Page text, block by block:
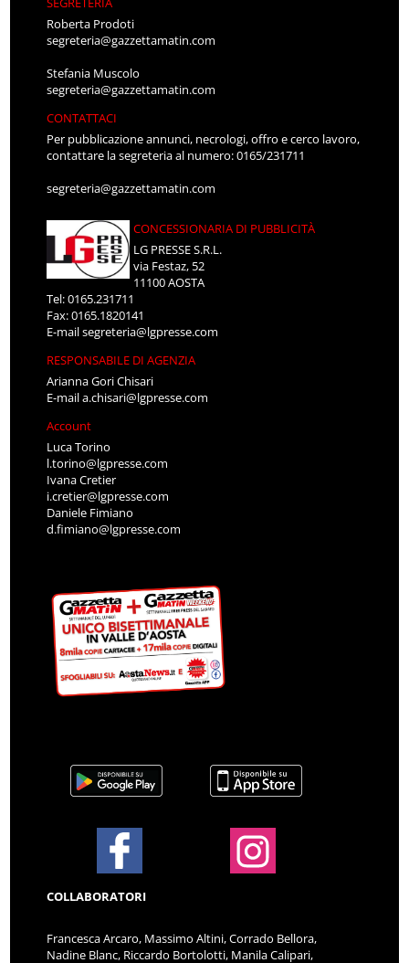
Roberta Prodoti
segreteria@gazzettamatin.com
Stefania Muscolo
segreteria@gazzettamatin.com
CONTATTACI
Per pubblicazione annunci, necrologi, offro e cerco lavoro,
contattare la segreteria al numero: 0165/231711
segreteria@gazzettamatin.com
CONCESSIONARIA DI PUBBLICITÀ
LG PRESSE S.R.L.
via Festaz, 52
11100 AOSTA
Tel: 0165.231711
Fax: 0165.1820141
E-mailsegreteria@lgpresse.com
RESPONSABILE DI AGENZIA
Arianna Gori Chisari
E-maila.chisari@lgpresse.com
Account
Luca Torino
l.torino@lgpresse.com
Ivana Cretier
i.cretier@lgpresse.com
Daniele Fimiano
d.fimiano@lgpresse.com
COLLABORATORI
Francesca Arcaro, Massimo Altini, Corrado Bellora,
Nadine Blanc, Riccardo Bortolotti, Manila Calipari,